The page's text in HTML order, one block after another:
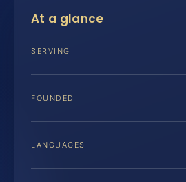
At a glance
SERVING
FOUNDED
LANGUAGES